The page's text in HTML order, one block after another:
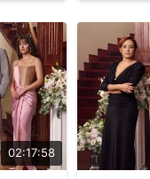
02:17:58